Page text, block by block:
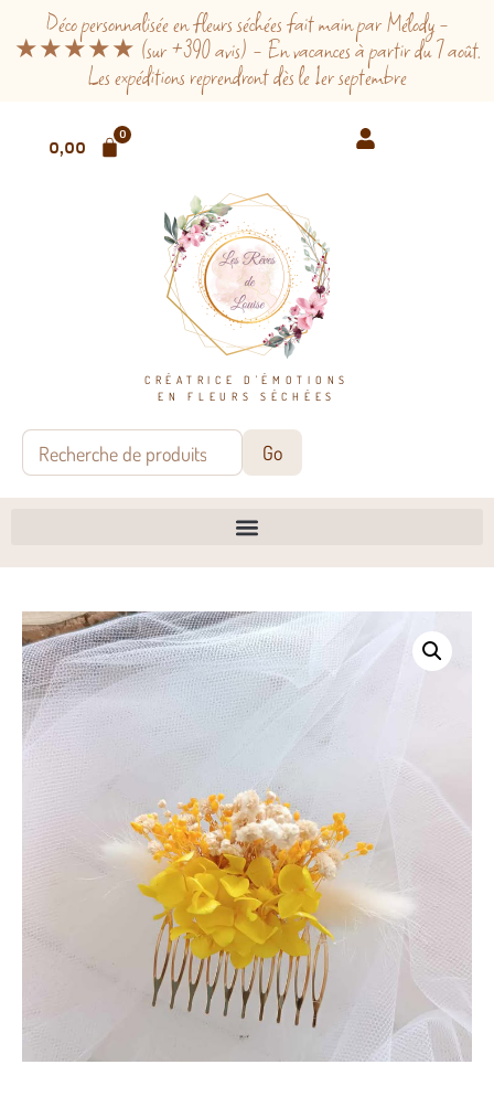
Déco personnalisée en fleurs séchées fait main par Mélody -
★★★★★ (sur +390 avis) - En vacances à partir du 7 août.
Les expéditions reprendront dès le 1er septembre
CRÉATRICE D'ÉMOTIONS
EN FLEURS SÉCHÉES
0,00
0